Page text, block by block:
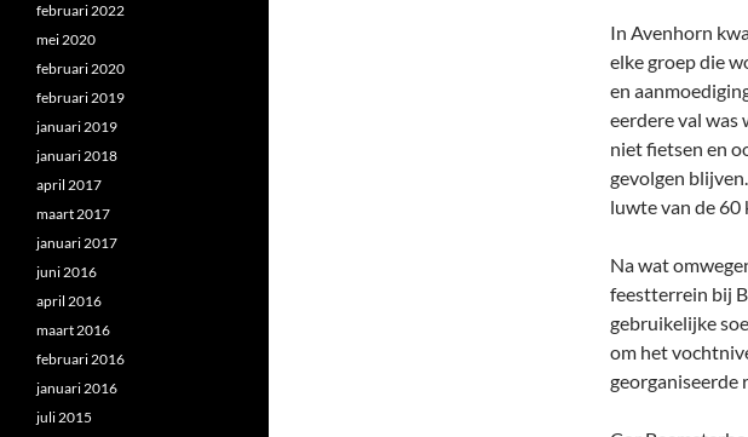
In Avenhorn
elke groep die
en
eerdere val was
niet fietsen en
gevolgen
luwte van de 60
Na wat
feestterrein bij
gebruikelijke
om het
georganiseerde
februari 2022
mei 2020
februari 2020
februari 2019
januari 2019
januari 2018
april 2017
maart 2017
januari 2017
juni 2016
april 2016
maart 2016
februari 2016
januari 2016
juli 2015